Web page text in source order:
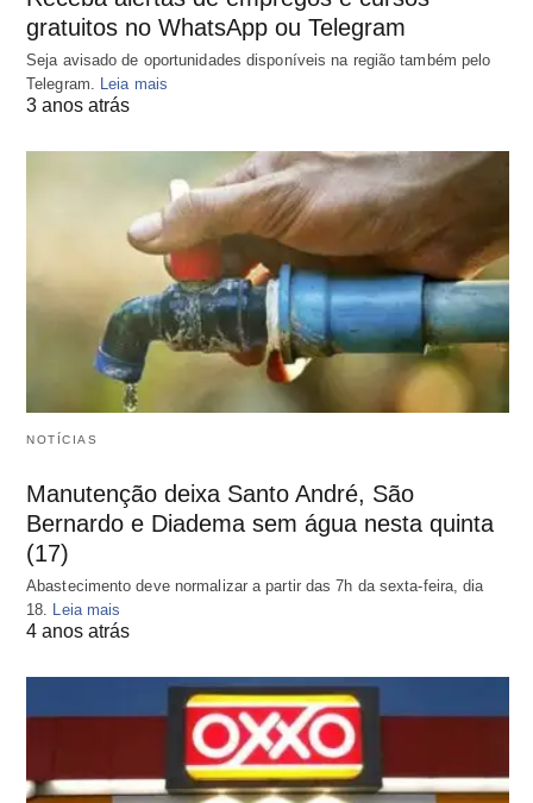
gratuitos no WhatsApp ou Telegram
Seja avisado de oportunidades disponíveis na região também pelo
Telegram.
Leia mais
3 anos atrás
NOTÍCIAS
Manutenção deixa Santo André, São
Bernardo e Diadema sem água nesta quinta
(17)
Abastecimento deve normalizar a partir das 7h da sexta-feira, dia
18. Leia mais
4 anos atrás